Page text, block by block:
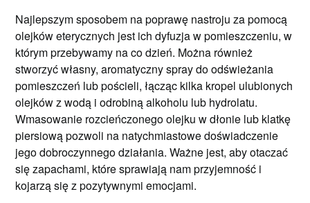
Najlepszym sposobem na poprawę nastroju za pomocą
olejków eterycznych jest ich dyfuzja w pomieszczeniu, w
którym przebywamy na co dzień. Można również
stworzyć własny, aromatyczny spray do odświeżania
pomieszczeń lub pościeli, łącząc kilka kropel ulubionych
olejków z wodą i odrobiną alkoholu lub hydrolatu.
Wmasowanie rozcieńczonego olejku w dłonie lub klatkę
piersiową pozwoli na natychmiastowe doświadczenie
jego dobroczynnego działania. Ważne jest, aby otaczać
się zapachami, które sprawiają nam przyjemność i
kojarzą się z pozytywnymi emocjami.